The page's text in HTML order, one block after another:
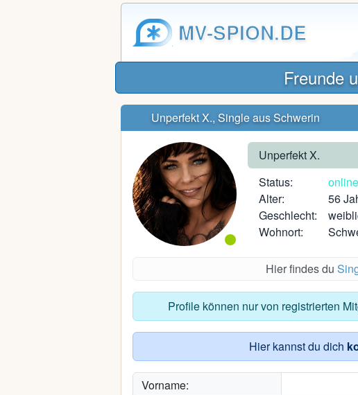
MV-SPION.DE
Freunde
Unperfekt X., Single aus Schwerin
Unperfekt X.
Status:
online
Alter:
56
Geschlecht:
Wohnort:
Hier findes du
Profile können nur von registrierten
Hier kannst du dich
Vorname: